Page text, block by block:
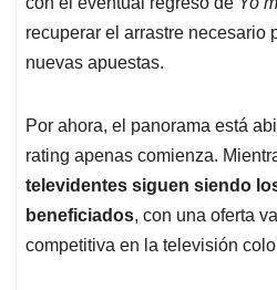
recuperar el arrastre necesario
nuevas apuestas.
Por ahora, el panorama está
rating apenas comienza.
televidentes siguen siendo
beneficiados, con una oferta
competitiva en la televisión